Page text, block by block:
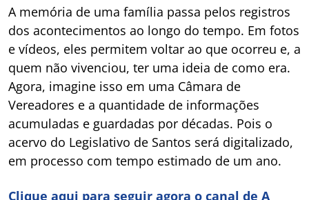
A memória de uma família passa pelos registros
dos acontecimentos ao longo do tempo. Em fotos
e vídeos, eles permitem voltar ao que ocorreu e, a
quem não vivenciou, ter uma ideia de como era.
Agora, imagine isso em uma Câmara de
Vereadores e a quantidade de informações
acumuladas e guardadas por décadas. Pois o
acervo do Legislativo de Santos será digitalizado,
em processo com tempo estimado de um ano.
Clique aqui para seguir agora o canal de A